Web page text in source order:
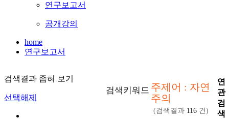
연구보고서
공개강의
home
연구보고서
검색결과 좁혀 보기
선택해제
검색키워드 주제어 : 자연
주의
(검색결과 116 건)
연
관
검
색